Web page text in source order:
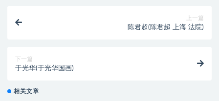
上一篇
陈君超(陈君超 上海 法院)
下一篇
于光华(于光华国画)
相关文章